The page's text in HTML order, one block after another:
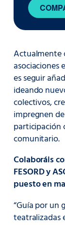
Actualmente
asociaciones
es seguir
ideando
colectivos,
impregnen
participación
comunitario.
Colaboráis
FESORD y
puesto en
“Guía por un
teatralizadas